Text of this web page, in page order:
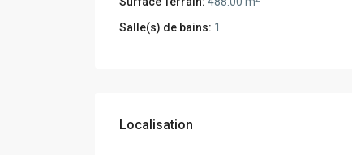
Salle(s) de bains: 1
Localisation